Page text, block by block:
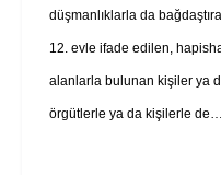
düşmanlıklarla da
12. evle ifade edilen,
alanlarla bulunan kişiler ya
örgütlerle ya da kişilerle de…